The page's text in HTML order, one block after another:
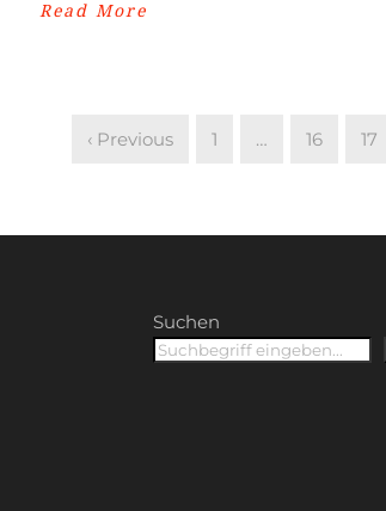
Read More
‹ Previous 1 … 16 17
Suchen